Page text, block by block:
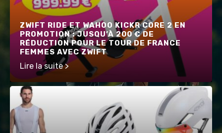
ZWIFT RIDE ET WAHOO KICKR CORE 2 EN
PROMOTION : JUSQU’À 200 € DE
RÉDUCTION POUR LE TOUR DE FRANCE
FEMMES AVEC ZWIFT
Lire la suite >